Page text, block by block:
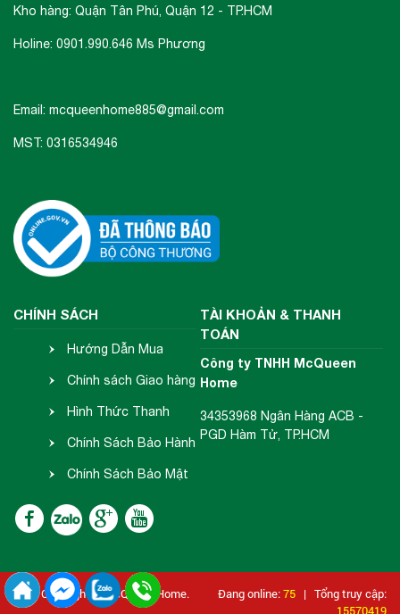
Kho hàng: Quận Tân Phú, Quận 12 - TP.HCM
Holine: 0901.990.646 Ms Phương
Email: mcqueenhome885@gmail.com
MST: 0316534946
CHÍNH SÁCH
Hướng Dẫn Mua
Hàng
Chính sách Giao hàng
- Nhận hàng
Hình Thức Thanh
Toán
Chính Sách Bảo Hành
- Đổi Trả
Chính Sách Bảo Mật
Thông Tin
TÀI KHOẢN & THANH
TOÁN
Công ty TNHH McQueen
Home
34353968 Ngân Hàng ACB -
PGD Hàm Tử, TP.HCM
2018 Copyright © McQueen Home. Đang online:75 | Tổng truy cập:
15570419